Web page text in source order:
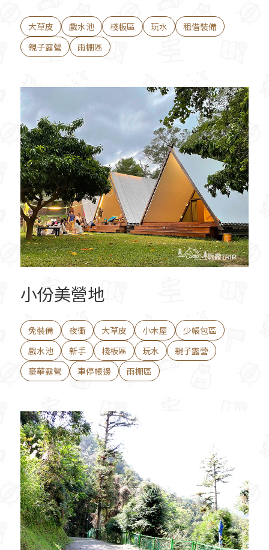
大草皮 戲水池 棧板區 玩水
租借裝備
親子露營
雨棚區
小份美營地
免裝備 夜衝 大草皮 小木屋
少帳包區
戲水池
新手 棧板區 玩水
親子露營
豪華露營
車停帳邊 雨棚區